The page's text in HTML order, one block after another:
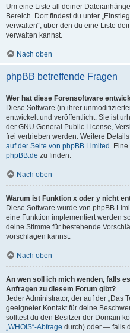
Um eine Liste all deiner
Bereich. Dort findest du unter
verwalten“, über den du eine Liste
verwalten kannst.
Nach oben
phpBB betreffende Fragen
Wer hat diese Forensoftware
Diese Software (in ihrer
entwickelt und veröffentlicht. Sie ist
der GNU General Public License,
frei vertrieben werden. Weitere
auf der Seite von phpBB Limited .
phpBB.de zu finden.
Nach oben
Warum ist Funktion x oder y nicht
Diese Software wurde von phpBB
eine Funktion implementiert werden
deine Stimme für bestehende
vorschlagen kannst.
Nach oben
An wen soll ich mich wenden, falls
Anfragen zu diesem Forum gibt?
Jeder Administrator, der auf der „Das
geeigneter Kontakt für deine
solltest du den Besitzer der Domain
„WHOIS“-Abfrage durch) oder — falls